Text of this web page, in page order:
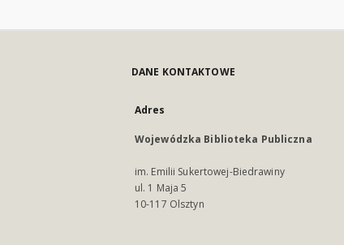
DANE KONTAKTOWE
Adres
Wojewódzka Biblioteka Publiczna
im. Emilii Sukertowej-Biedrawiny
ul. 1 Maja 5
10-117 Olsztyn